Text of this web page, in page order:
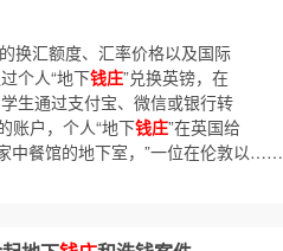
换汇额度、汇率价格以及国际
个人“地下钱庄”兑换英镑，在
生通过支付宝、微信或银行转
账户，个人“地下钱庄”在英国给
中餐馆的地下室，”一位在伦敦以……